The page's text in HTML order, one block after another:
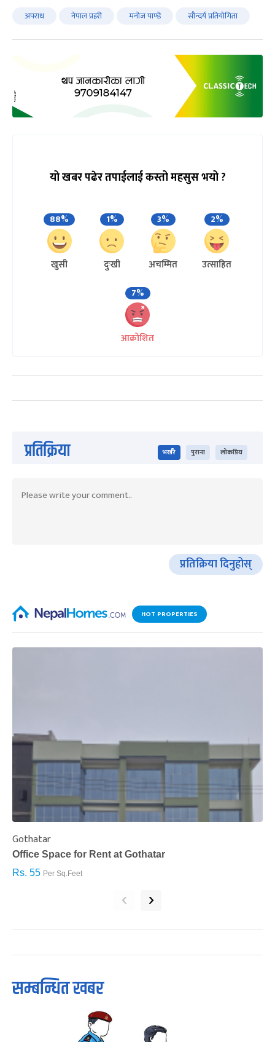
अपराध नेपाल प्रहरी मनोज पाण्डे सौन्दर्य प्रतियोगिता
यो खबर पढेर तपाईलाई कस्तो महसुस भयो ?
88%
खुसी
1%
दुःखी
3%
अचम्मित
2%
उत्साहित
7%
आक्रोशित
प्रतिक्रिया भर्खरै पुराना लोकप्रिय
प्रतिक्रिया दिनुहोस्
HOT PROPERTIES
Gothatar
Office Space for Rent at Gothatar
Rs. 55 Per Sq.Feet
‹ ›
सम्बन्धित खबर